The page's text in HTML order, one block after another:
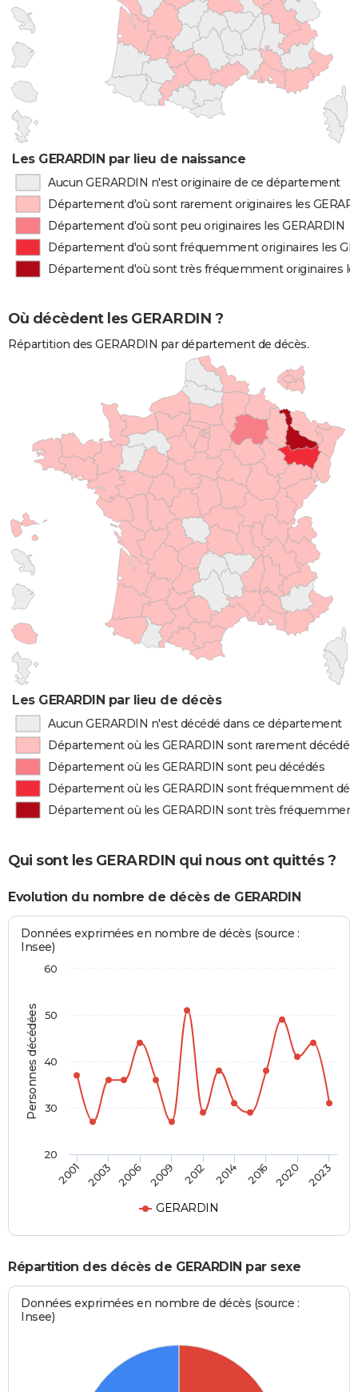
Les GERARDIN par lieu de naissance
Aucun GERARDIN n'est originaire de ce département
Département d'où sont rarement originaires les
Département d'où sont peu originaires les GERARDIN
Département d'où sont fréquemment originaires les
Département d'où sont très fréquemment originaires
Où décèdent les GERARDIN ?
Répartition des GERARDIN par département de décès.
Les GERARDIN par lieu de décès
Aucun GERARDIN n'est décédé dans ce département
Département où les GERARDIN sont rarement décédés
Département où les GERARDIN sont peu décédés
Département où les GERARDIN sont fréquemment
Département où les GERARDIN sont très
Qui sont les GERARDIN qui nous ont quittés ?
Evolution du nombre de décès de GERARDIN
Personnes décédées
Données exprimées en nombre de décès (source :
Insee)
GERARDIN
2001 2003 2006 2009 2012 2014 2016 2020 2023
20
30
40
50
60
Répartition des décès de GERARDIN par sexe
Données exprimées en nombre de décès (source :
Insee)